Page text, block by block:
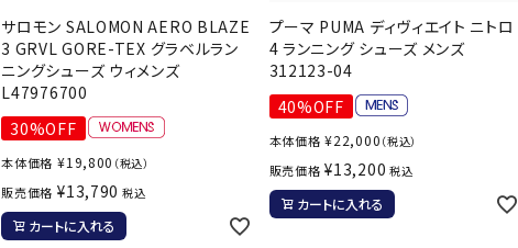
トレーニング・ジム/カジ
メンズウェア
ウィメンズウェア
キッズウェア
コンプレッションウェア
キャリー・コンテナ
クーラー・ジャグ
クッキングウェア
シュラフ・寝具
Y
co
O
o
suria
SWAN
S
ania
サロモン SALOMON AERO BLAZE
3 GRVL GORE-TEX グラベルラン
ニングシューズ ウィメンズ
L47976700
30%OFF
本体価格 ¥19,800 （税込）
販売価格 ¥13,790 税込
カートに入れる
プーマ PUMA ディヴィエイト ニトロ
4 ランニング シューズ メンズ
312123-04
40%OFF
本体価格 ¥22,000 （税込）
販売価格 ¥13,200 税込
カートに入れる